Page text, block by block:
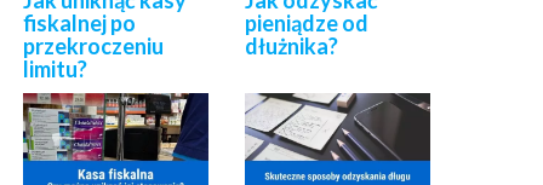
fiskalnej po
przekroczeniu
limitu?
pieniądze od
dłużnika?